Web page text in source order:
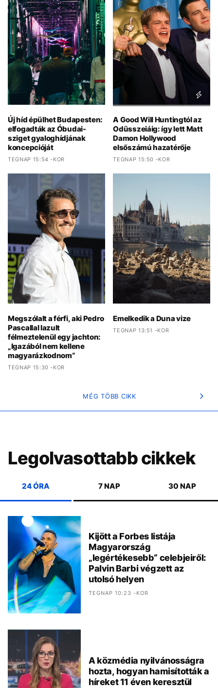
Új híd épülhet Budapesten:
elfogadták az Óbudai-
sziget gyaloghídjának
koncepcióját
TEGNAP 15:54 -KOR
A Good Will Huntingtól az
Odüsszeiáig: így lett Matt
Damon Hollywood
elsőszámú hazatérője
TEGNAP 15:50 -KOR
Megszólalt a férfi, aki Pedro
Pascallal lazult
félmeztelenül egy jachton:
„Igazából nem kellene
magyarázkodnom“
TEGNAP 15:30 -KOR
Emelkedik a Duna vize
TEGNAP 13:51 -KOR
MÉG TÖBB CIKK
Legolvasottabb cikkek
24 ÓRA 7 NAP 30 NAP
Kijött a Forbes listája
Magyarország
„legértékesebb“ celebjeiről:
Palvin Barbi végzett az
utolsó helyen
TEGNAP 10:23 -KOR
A közmédia nyilvánosságra
hozta, hogyan hamisították a
híreket 11 éven keresztül